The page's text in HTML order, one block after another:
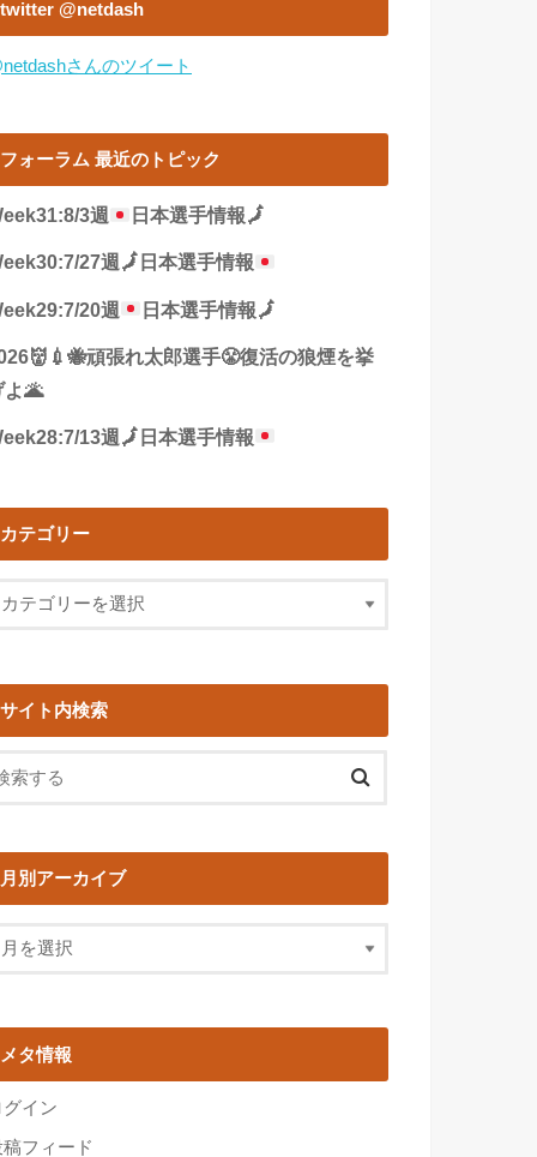
twitter @netdash
さんのツイート
フォーラム 最近のトピック
3週 日本選手情報🗾
27週🗾 日本選手情報
20週 日本選手情報🗾
頑張れ太郎選手😤復活の狼煙を挙
よ🌋
13週 🗾 日本選手情報
カテゴリー
サイト内検索
月別アーカイブ
メタ情報
グイン
稿フィード